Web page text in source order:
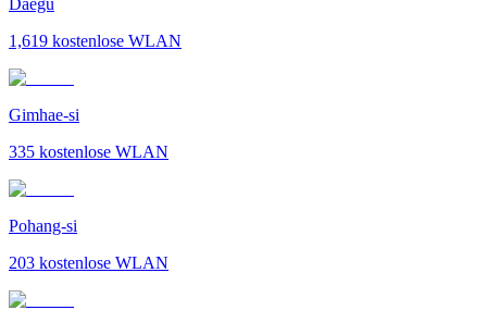
1,619 kostenlose WLAN
Gimhae-si
335 kostenlose WLAN
Pohang-si
203 kostenlose WLAN